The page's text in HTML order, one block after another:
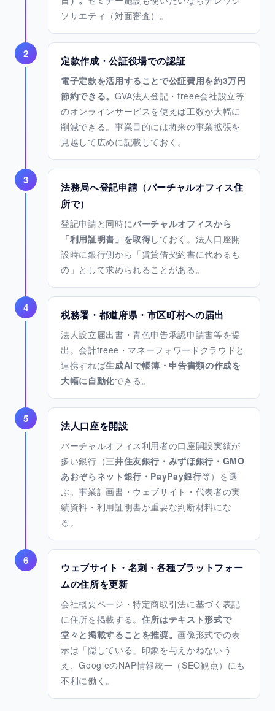
ソサエティ（対面審査）。
2
定款作成・公証役場での認証
電子定款を活用することで公証費用を約3万円
節約できる。 GVA法人登記・freee会社設立等
のオンラインサービスを使えば工数が大幅に
削減できる。事業目的には将来の事業拡張を
見越して広めに記載しておく。
3
法務局へ登記申請（バーチャルオフィス住
所で）
登記申請と同時にバーチャルオフィスから
「利用証明書」を取得しておく。法人口座開
設時に銀行側から「賃貸借契約書に代わるも
の」として求められることがある。
4
税務署・都道府県・市区町村への届出
法人設立届出書・青色申告承認申請書等を提
出。会計freee・マネーフォワードクラウドと
連携すれば生成AIで帳簿・申告書類の作成を
大幅に自動化できる。
5
法人口座を開設
バーチャルオフィス利用者の口座開設実績が
多い銀行（三井住友銀行・みずほ銀行・GMO
あおぞらネット銀行・PayPay銀行等）を選
ぶ。事業計画書・ウェブサイト・代表者の実
績資料・利用証明書が重要な判断材料にな
る。
6
ウェブサイト・名刺・各種プラットフォー
ムの住所を更新
会社概要ページ・特定商取引法に基づく表記
に住所を掲載する。 住所はテキスト形式で
堂々と掲載することを推奨。画像形式での表
示は「隠している」印象を与えかねないう
え、GoogleのNAP情報統一（SEO観点）にも
不利に働く。